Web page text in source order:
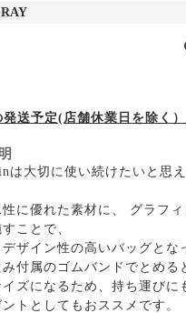
送予定(店舗休業日を除く）
は大切に使い続けたいと思
に優れた素材に、 グラフ
ことで、
ザイン性の高いバッグとな
付属のゴムバンドでとめる
ズになるため、持ち運びに
トとしてもおススメです。